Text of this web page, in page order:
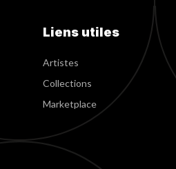
Liens utiles
Artistes
Collections
Marketplace